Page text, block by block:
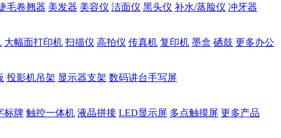
毛卷翘器 美发器 美容仪 洁面仪 黑头仪 补水/蒸脸仪 冲牙器
大幅面打印机 扫描仪 高拍仪 传真机 复印机 墨盒 硒鼓 更多办公
投影机吊架 显示器支架 数码讲台手写屏
标牌 触控一体机 液晶拼接 LED显示屏 多点触摸屏 更多产品